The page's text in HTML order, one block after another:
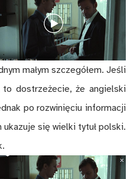
małym szczegółem. Jeśli
dostrzeżecie, że angielski
po rozwinięciu informacji
się wielki tytuł polski.